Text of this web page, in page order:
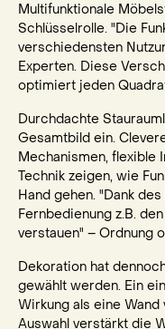
Multifunktionale
Schlüsselrolle. "Die
verschiedensten
Experten. Diese
optimiert jeden
Durchdachte
Gesamtbild ein.
Mechanismen, flexible
Technik zeigen, wie
Hand gehen. "Dank
Fernbedienung z.B.
verstauen" – Ordnung
Dekoration hat
gewählt werden. Ein
Wirkung als eine
Auswahl verstärkt die